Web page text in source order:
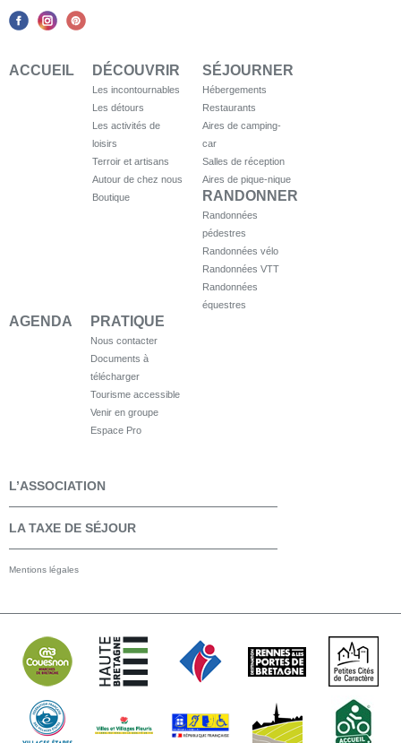
ACCUEIL DÉCOUVRIR
Les incontournables
Les détours
Les activités de
loisirs
Terroir et artisans
Autour de chez nous
Boutique
SÉJOURNER
Hébergements
Restaurants
Aires de camping-
car
Salles de réception
Aires de pique-nique
RANDONNER
Randonnées
pédestres
Randonnées vélo
Randonnées VTT
Randonnées
équestres
AGENDA PRATIQUE
Nous contacter
Documents à
télécharger
Tourisme accessible
Venir en groupe
Espace Pro
L’ASSOCIATION
LA TAXE DE SÉJOUR
Mentions légales